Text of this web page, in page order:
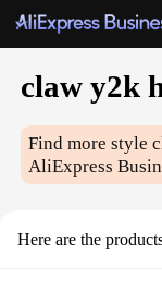
claw y2k
Find more style
AliExpress
Here are the